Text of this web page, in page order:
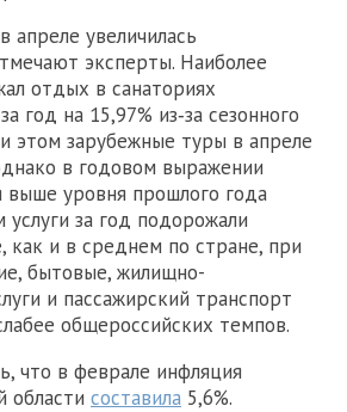
апреле увеличилась
эксперты. Наиболее
отдых в санаториях
год на 15,97% из‑за сезонного
этом зарубежные туры в апреле
в годовом выражении
выше уровня прошлого года
услуги за год подорожали
как и в среднем по стране, при
бытовые, жилищно-
и пассажирский транспорт
общероссийских темпов.
что в феврале инфляция
области составила 5,6%.